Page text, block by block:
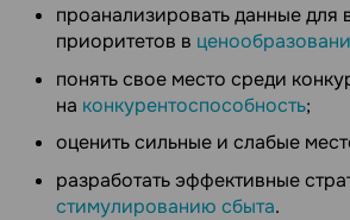
проанализировать данные для
приоритетов в
понять свое место среди
на конкурентоспособность;
оценить сильные и слабые
разработать эффективные
стимулированию сбыта.